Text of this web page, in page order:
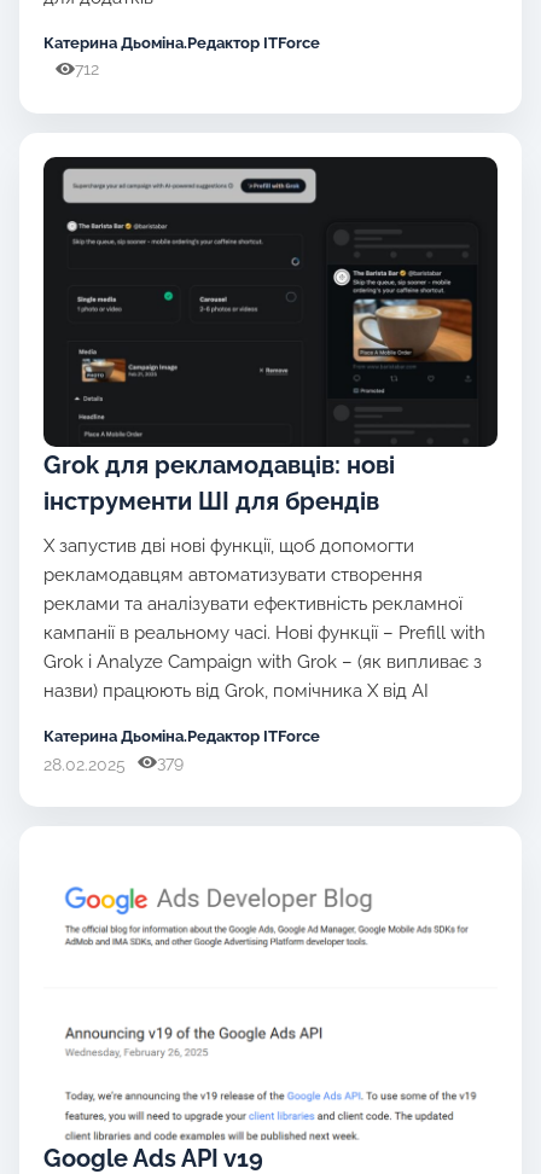
Катерина Дьоміна.Редактор ITForce
712
Grok для рекламодавців: нові
інструменти ШІ для брендів
X запустив дві нові функції, щоб допомогти
рекламодавцям автоматизувати створення
реклами та аналізувати ефективність рекламної
кампанії в реальному часі. Нові функції – Prefill with
Grok і Analyze Campaign with Grok – (як випливає з
назви) працюють від Grok, помічника X від AI
Катерина Дьоміна.Редактор ITForce
28.02.2025 379
Google Ads API v19